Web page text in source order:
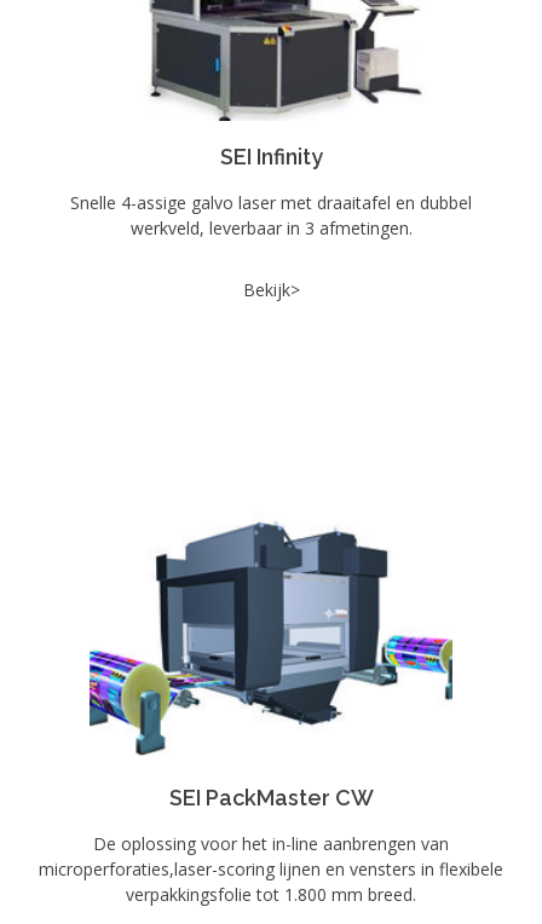
SEI Infinity
Snelle 4-assige galvo laser met draaitafel en dubbel
werkveld, leverbaar in 3 afmetingen.
Bekijk>
SEI PackMaster CW
De oplossing voor het in-line aanbrengen van
microperforaties,laser-scoring lijnen en vensters in flexibele
verpakkingsfolie tot 1.800 mm breed.